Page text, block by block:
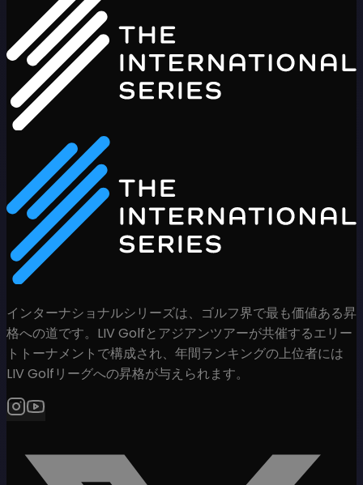
インターナショナルシリーズは、ゴルフ界で最も価値ある昇
格への道です。LIV Golfとアジアンツアーが共催するエリー
トトーナメントで構成され、年間ランキングの上位者には
LIV Golfリーグへの昇格が与えられます。